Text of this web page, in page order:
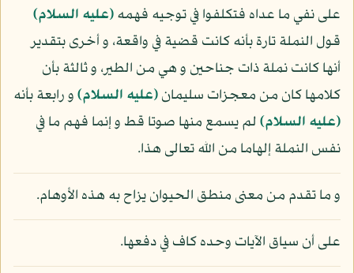
على نفي ما عداه فتكلفوا في توجيه فهمه(عليه السلام)
قول النملة تارة بأنه كانت قضية في واقعة، و أخرى بتقدير
أنها كانت نملة ذات جناحين و هي من الطير، و ثالثة بأن
كلامها كان من معجزات سليمان(عليه السلام)و رابعة بأنه
(عليه السلام)لم يسمع منها صوتا قط و إنما فهم ما في
نفس النملة إلهاما من الله تعالى هذا.
و ما تقدم من معنى منطق الحيوان يزاح به هذه الأوهام.
على أن سياق الآيات وحده كاف في دفعها.